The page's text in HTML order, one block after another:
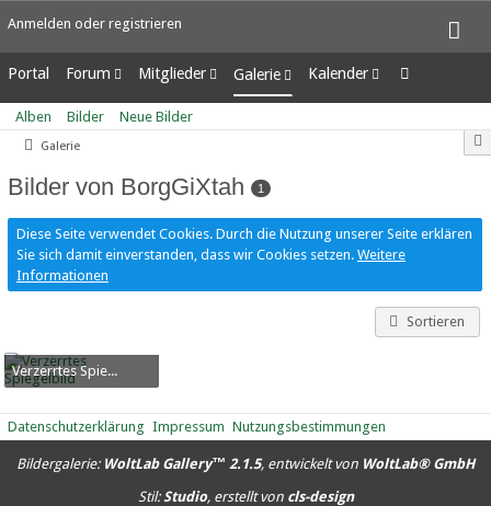
Anmelden oder registrieren
Portal Forum
Unerledigte Themen
Mitglieder
Letzte Aktivitäten
Benutzer online
Mitgliedersuche
Galerie
Alben
Bilder
Kalender
Wochenansicht
Tagesansicht
Alben Bilder Neue Bilder
Galerie
Bilder von BorgGiXtah 1
Diese Seite verwendet Cookies. Durch die Nutzung unserer Seite erklären
Sie sich damit einverstanden, dass wir Cookies setzen. Weitere
Informationen
Sortieren
Verzerrtes Spiegelbild
BorgGiXtah-7. Oktober 2016
Datenschutzerklärung Impressum Nutzungsbestimmungen
Bildergalerie: WoltLab Gallery™ 2.1.5, entwickelt von WoltLab® GmbH
Stil:Studio, erstellt von cls-design